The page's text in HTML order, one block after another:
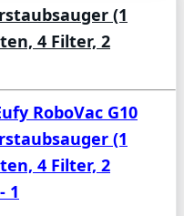
(1
4 Filter, 2